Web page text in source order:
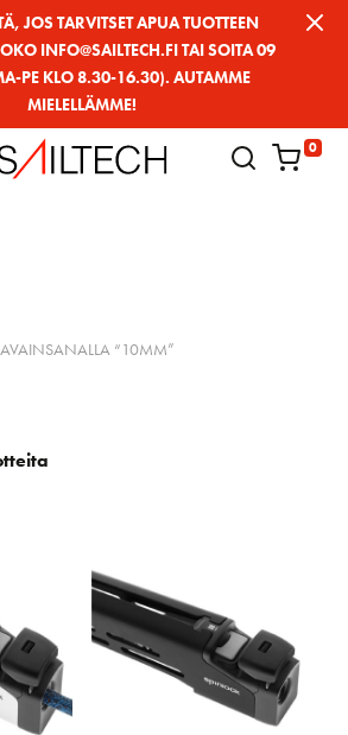
JOS TARVITSET APUA TUOTTEEN
INFO@SAILTECH.FI TAI SOITA 09
PE KLO 8.30-16.30). AUTAMME
MIELELLÄMME!
0
“10MM”